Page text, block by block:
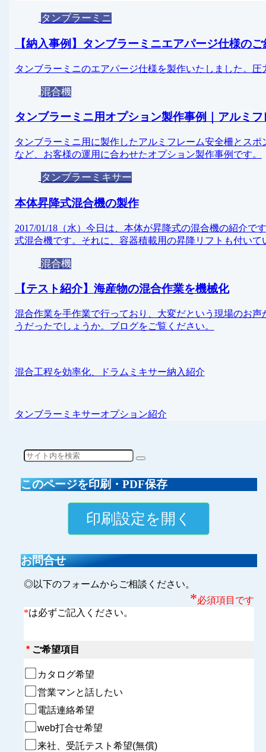
タンブラーミニ
【納入事例】タンブラーミニエアパージ仕様のご
タンブラーミニのエアパージ仕様を製作いたしました。
混合機
タンブラーミニ用オプション製作事例｜アルミ
タンブラーミニ用に製作したアルミフレーム安全柵とス
など、お客様の運用に合わせたオプション製作事例です。
タンブラーミキサー
本体昇降式混合機の製作
2017/01/18（水）今日は、本体が昇降式の混合機の紹介
式混合機です。それに、容器積載用の昇降リフトも付いて
混合機
【テスト紹介】海産物の混合作業を機械化
混合作業を手作業で行っており、大変だという現場のお
うだったでしょうか。ブログをご覧ください。
混合工程を効率化、ドラムミキサー納入紹介
タンブラーミキサーオプション紹介
このページを印刷・PDF保存
お問合せ
◎以下のフォームからご相談ください。
*必須項目です
*は必ずご記入ください。
* ご希望項目
カタログ希望
営業マンと話したい
電話連絡希望
web打合せ希望
来社、受託テスト希望(無償)